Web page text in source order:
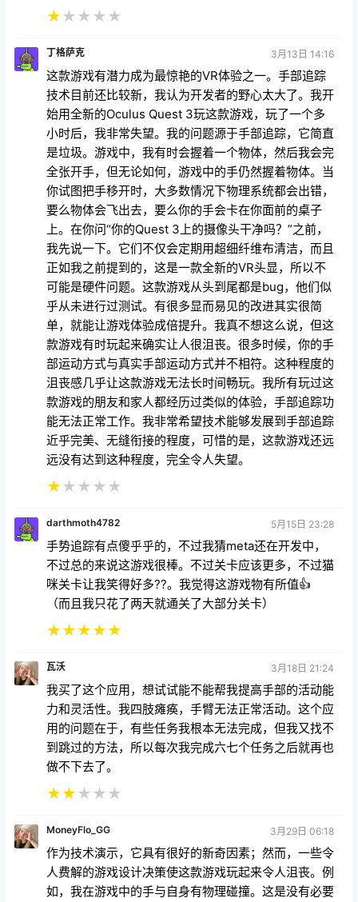
★★ ★ ★ ★
丁格萨克 3月13日 14:16
这款游戏有潜力成为最惊艳的VR体验之一。手部追踪
技术目前还比较新，我认为开发者的野心太大了。我开
始用全新的Oculus Quest 3玩这款游戏，玩了一个多
小时后，我非常失望。我的问题源于手部追踪，它简直
是垃圾。游戏中，我有时会握着一个物体，然后我会完
全张开手，但无论如何，游戏中的手仍然握着物体。当
你试图把手移开时，大多数情况下物理系统都会出错，
要么物体会飞出去，要么你的手会卡在你面前的桌子
上。在你问“你的Quest 3上的摄像头干净吗？”之前，
我先说一下。它们不仅会定期用超细纤维布清洁，而且
正如我之前提到的，这是一款全新的VR头显，所以不
可能是硬件问题。这款游戏从头到尾都是bug，他们似
乎从未进行过测试。有很多显而易见的改进其实很简
单，就能让游戏体验成倍提升。我真不想这么说，但这
款游戏有时玩起来确实让人很沮丧。很多时候，你的手
部运动方式与真实手部运动方式并不相符。这种程度的
沮丧感几乎让这款游戏无法长时间畅玩。我所有玩过这
款游戏的朋友和家人都经历过类似的体验，手部追踪功
能无法正常工作。我非常希望技术能够发展到手部追踪
近乎完美、无缝衔接的程度，可惜的是，这款游戏还远
远没有达到这种程度，完全令人失望。
★★ ★ ★ ★
darthmoth4782 5月15日 23:28
手势追踪有点傻乎乎的，不过我猜meta还在开发中，
不过总的来说这游戏很棒。不过关卡应该更多，不过猫
咪关卡让我笑得好多??。我觉得这游戏物有所值👍
（而且我只花了两天就通关了大部分关卡）
★★★★★
瓦沃 3月18日 21:24
我买了这个应用，想试试能不能帮我提高手部的活动能
力和灵活性。我四肢瘫痪，手臂无法正常活动。这个应
用的问题在于，有些任务我根本无法完成，但我又找不
到跳过的方法，所以每次我完成六七个任务之后就再也
做不下去了。
★★★ ★ ★
MoneyFlo_GG 3月29日 06:18
作为技术演示，它具有很好的新奇因素；然而，一些令
人费解的游戏设计决策使这款游戏玩起来令人沮丧。例
如，我在游戏中的手与自身有物理碰撞。这是没有必要